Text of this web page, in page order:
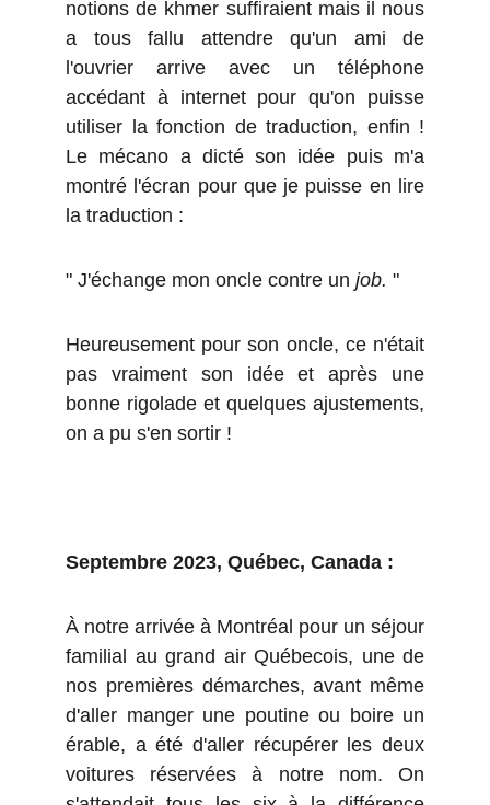
notions de khmer suffiraient mais il nous
a tous fallu attendre qu'un ami de
l'ouvrier arrive avec un téléphone
accédant à internet pour qu'on puisse
utiliser la fonction de traduction, enfin !
Le mécano a dicté son idée puis m'a
montré l'écran pour que je puisse en lire
la traduction :
" J'échange mon oncle contre un job. "
Heureusement pour son oncle, ce n'était
pas vraiment son idée et après une
bonne rigolade et quelques ajustements,
on a pu s'en sortir !
Septembre 2023, Québec, Canada :
À notre arrivée à Montréal pour un séjour
familial au grand air Québecois, une de
nos premières démarches, avant même
d'aller manger une poutine ou boire un
érable, a été d'aller récupérer les deux
voitures réservées à notre nom. On